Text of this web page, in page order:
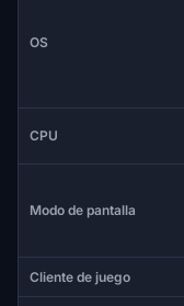
OS
CPU
Modo de pantalla
Cliente de juego